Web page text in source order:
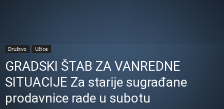
Društvo Užice
GRADSKI ŠTAB ZA VANREDNE
SITUACIJE Za starije sugrađane
prodavnice rade u subotu